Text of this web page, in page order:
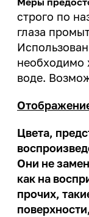
строго по
глаза
необходимо
воде.
Цвета,
Они не
как на
прочих,